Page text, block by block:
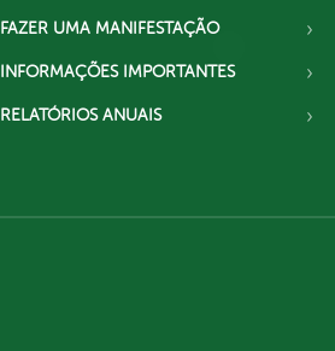
FAZER UMA MANIFESTAÇÃO
INFORMAÇÕES IMPORTANTES
RELATÓRIOS ANUAIS